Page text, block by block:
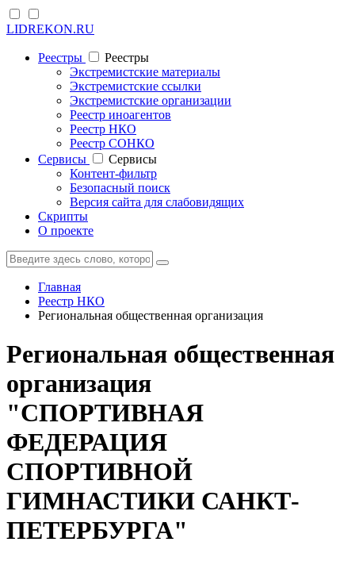
LIDREKON.RU
Реестры
Реестры
Экстремистские материалы
Экстремистские ссылки
Экстремистские организации
Реестр иноагентов
Реестр НКО
Реестр СОНКО
Cервисы
Cервисы
Контент-фильтр
Безопасный поиск
Версия сайта для слабовидящих
Скрипты
О проекте
Главная
Реестр НКО
Региональная общественная организация
Региональная общественная
организация
"СПОРТИВНАЯ
ФЕДЕРАЦИЯ
СПОРТИВНОЙ
ГИМНАСТИКИ САНКТ-
ПЕТЕРБУРГА"